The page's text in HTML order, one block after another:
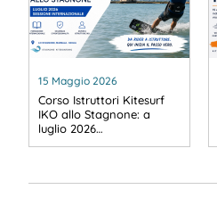
15 Maggio 2026
Corso Istruttori Kitesurf
IKO allo Stagnone: a
luglio 2026…